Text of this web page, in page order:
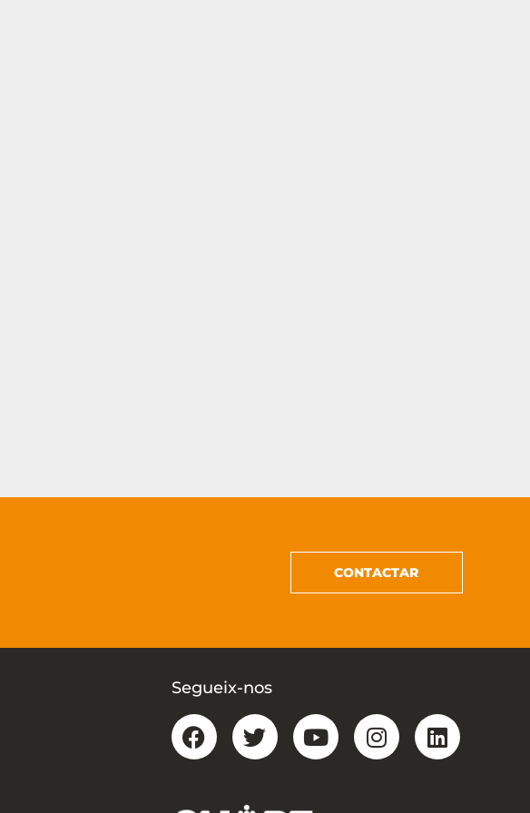
CONTACTAR
Segueix-nos